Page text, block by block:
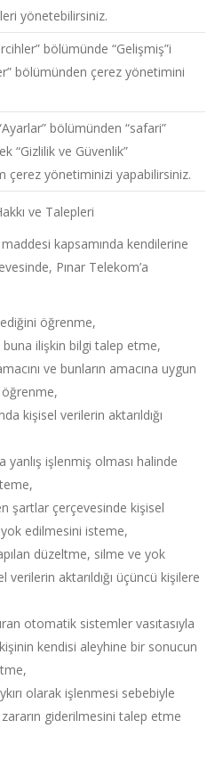
yönetebilirsiniz.
bölümünde “Gelişmiş”i
bölümünden çerez yönetimini
bölümünden “safari”
“Gizlilik ve Güvenlik”
çerez yönetiminizi yapabilirsiniz.
ve Talepleri
maddesi kapsamında kendilerine
Pınar Telekom’a
öğrenme,
ilişkin bilgi talep etme,
ve bunların amacına uygun
öğrenme,
kişisel verilerin aktarıldığı
yanlış işlenmiş olması halinde
şartlar çerçevesinde kişisel
edilmesini isteme,
düzeltme, silme ve yok
aktarıldığı üçüncü kişilere
otomatik sistemler vasıtasıyla
kendisi aleyhine bir sonucun
olarak işlenmesi sebebiyle
giderilmesini talep etme